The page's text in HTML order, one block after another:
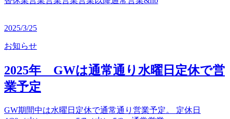
2025/3/25
お知らせ
2025年 GWは通常通り水曜日定休で営
業予定
GW期間中は水曜日定休で通常通り営業予定。 定休日